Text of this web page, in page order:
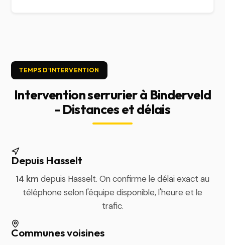
TEMPS D'INTERVENTION
Intervention serrurier à Binderveld
- Distances et délais
Depuis Hasselt
14 km depuis Hasselt. On confirme le délai exact au
téléphone selon l'équipe disponible, l'heure et le
trafic.
Communes voisines